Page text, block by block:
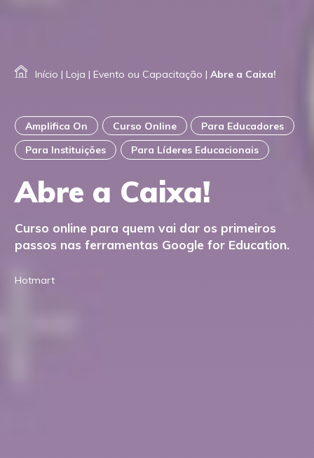
Início | Loja | Evento ou Capacitação | Abre a Caixa!
Amplifica On Curso Online
Para Educadores
Para Instituições
Para Líderes Educacionais
Abre a Caixa!
Curso online para quem vai dar os primeiros
passos nas ferramentas Google for Education.
Hotmart